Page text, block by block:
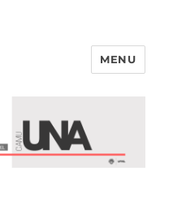
MENU